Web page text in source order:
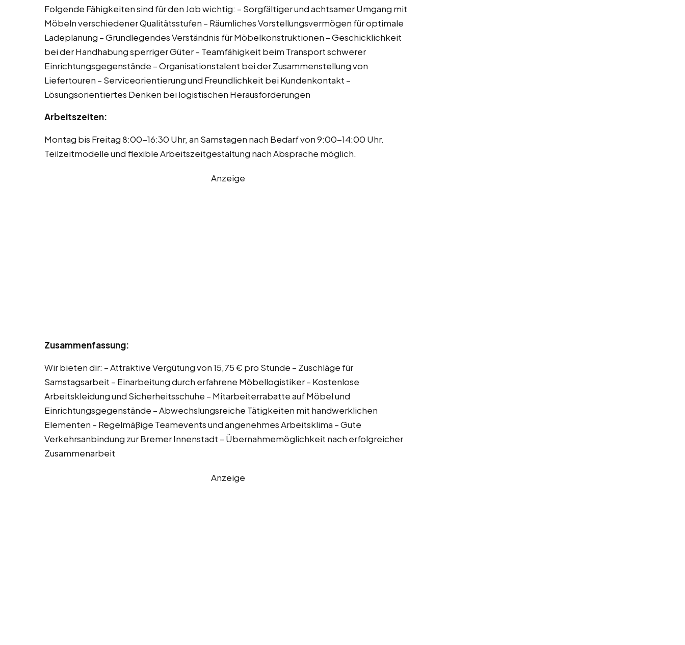
Folgende Fähigkeiten sind für den Job wichtig: – Sorgfältiger und achtsamer Umgang mit
Möbeln verschiedener Qualitätsstufen – Räumliches Vorstellungsvermögen für optimale
Ladeplanung – Grundlegendes Verständnis für Möbelkonstruktionen – Geschicklichkeit
bei der Handhabung sperriger Güter – Teamfähigkeit beim Transport schwerer
Einrichtungsgegenstände – Organisationstalent bei der Zusammenstellung von
Liefertouren – Serviceorientierung und Freundlichkeit bei Kundenkontakt –
Lösungsorientiertes Denken bei logistischen Herausforderungen
Arbeitszeiten:
Montag bis Freitag 8:00-16:30 Uhr, an Samstagen nach Bedarf von 9:00-14:00 Uhr.
Teilzeitmodelle und flexible Arbeitszeitgestaltung nach Absprache möglich.
Anzeige
Zusammenfassung:
Wir bieten dir: – Attraktive Vergütung von 15,75 € pro Stunde – Zuschläge für
Samstagsarbeit – Einarbeitung durch erfahrene Möbellogistiker – Kostenlose
Arbeitskleidung und Sicherheitsschuhe – Mitarbeiterrabatte auf Möbel und
Einrichtungsgegenstände – Abwechslungsreiche Tätigkeiten mit handwerklichen
Elementen – Regelmäßige Teamevents und angenehmes Arbeitsklima – Gute
Verkehrsanbindung zur Bremer Innenstadt – Übernahmemöglichkeit nach erfolgreicher
Zusammenarbeit
Anzeige